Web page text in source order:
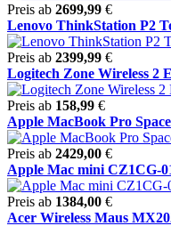
Preis ab 2699,99 €
Lenovo ThinkStation P2
Preis ab 2399,99 €
Logitech Zone Wireless 2
Preis ab 158,99 €
Apple MacBook Pro
Preis ab 2429,00 €
Apple Mac mini CZ1CG-
Preis ab 1384,00 €
Acer Wireless Maus